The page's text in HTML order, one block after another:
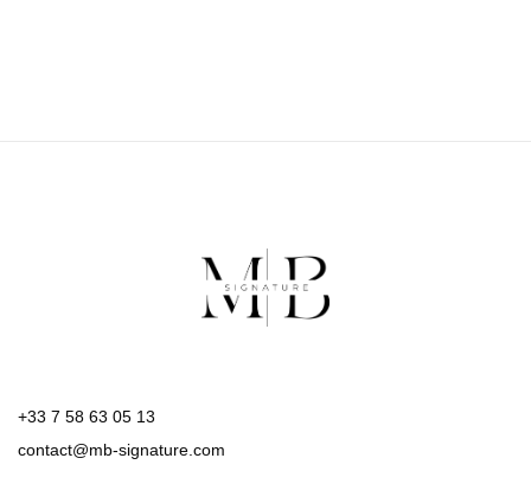
+33 7 58 63 05 13
contact@mb-signature.com